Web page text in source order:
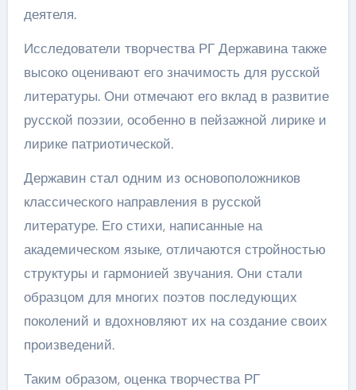
деятеля.
Исследователи творчества РГ Державина также
высоко оценивают его значимость для русской
литературы. Они отмечают его вклад в развитие
русской поэзии, особенно в пейзажной лирике и
лирике патриотической.
Державин стал одним из основоположников
классического направления в русской
литературе. Его стихи, написанные на
академическом языке, отличаются стройностью
структуры и гармонией звучания. Они стали
образцом для многих поэтов последующих
поколений и вдохновляют их на создание своих
произведений.
Таким образом, оценка творчества РГ